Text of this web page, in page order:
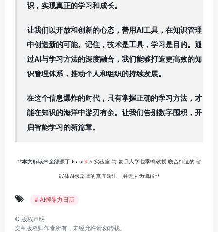
识，实现真正的学习和成长。
让我们以开放和创新的心态，善用AI工具，在知识管理
中创造新的可能。记住，技术是工具，学习是目的。通
过AI与学习方法的深度融合，我们能够打造更高效的知
识管理体系，推动个人和组织的持续发展。
在这个信息爆炸的时代，只有掌握正确的学习方法，才
能在知识的海洋中游刃有余。让我们告别数字囤积，开
启智能学习的新篇章。
**本文解读来全部源于 FuturXAI实验室 与 复旦大学包季鸣教授 联合打造的 智
能体AI包老师的真实输出，并无人为编辑**
# AI领导力日历
© 版权声明
文章版权归作者所有，未经允许请勿转载。